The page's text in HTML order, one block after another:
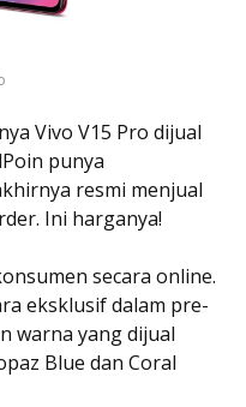
Vivo V15 Pro dijual
punya
resmi menjual
Ini harganya!
secara online.
eksklusif dalam pre-
warna yang dijual
Blue dan Coral